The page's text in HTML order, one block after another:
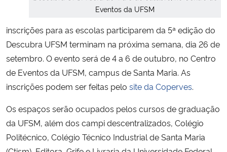
Gabinete de Segurança Institucional
Advocacia-Geral da União
Eventos da UFSM
inscrições para as escolas participarem da 5ª edição do
Descubra UFSM terminam na próxima semana, dia 26 de
setembro. O evento será de 4 a 6 de outubro, no Centro
de Eventos da UFSM, campus de Santa Maria. As
inscrições podem ser feitas pelo site da Coperves.
Os espaços serão ocupados pelos cursos de graduação
da UFSM, além dos campi descentralizados, Colégio
Politécnico, Colégio Técnico Industrial de Santa Maria